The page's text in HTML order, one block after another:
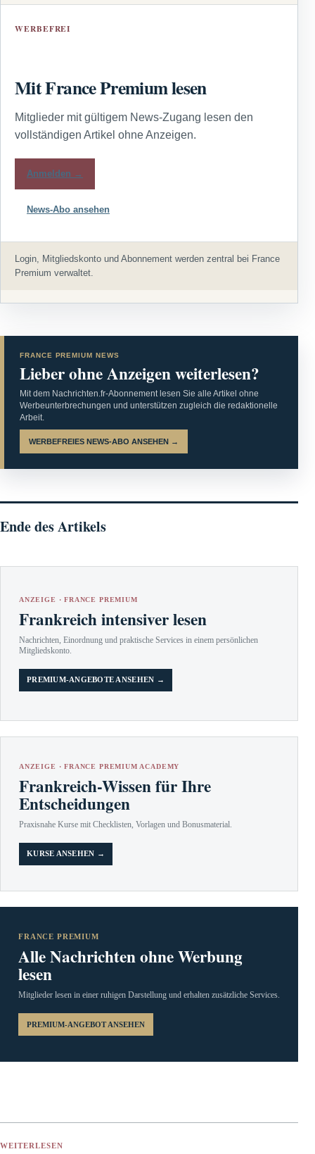
WERBEFREI
Mit France Premium lesen
Mitglieder mit gültigem News-Zugang lesen den
vollständigen Artikel ohne Anzeigen.
Anmelden →
News-Abo ansehen
Login, Mitgliedskonto und Abonnement werden zentral bei France
Premium verwaltet.
FRANCE PREMIUM NEWS
Lieber ohne Anzeigen weiterlesen?
Mit dem Nachrichten.fr-Abonnement lesen Sie alle Artikel ohne
Werbeunterbrechungen und unterstützen zugleich die redaktionelle
Arbeit.
WERBEFREIES NEWS-ABO ANSEHEN →
Ende des Artikels
ANZEIGE · FRANCE PREMIUM
Frankreich intensiver lesen
Nachrichten, Einordnung und praktische Services in einem persönlichen
Mitgliedskonto.
PREMIUM-ANGEBOTE ANSEHEN →
ANZEIGE · FRANCE PREMIUM ACADEMY
Frankreich-Wissen für Ihre
Entscheidungen
Praxisnahe Kurse mit Checklisten, Vorlagen und Bonusmaterial.
KURSE ANSEHEN →
FRANCE PREMIUM
Alle Nachrichten ohne Werbung
lesen
Mitglieder lesen in einer ruhigen Darstellung und erhalten zusätzliche Services.
PREMIUM-ANGEBOT ANSEHEN
WEITERLESEN